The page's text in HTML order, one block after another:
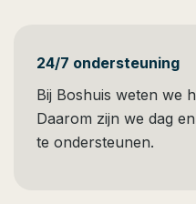
24/7 ondersteuning
Bij Boshuis weten we
Daarom zijn we dag
te ondersteunen.